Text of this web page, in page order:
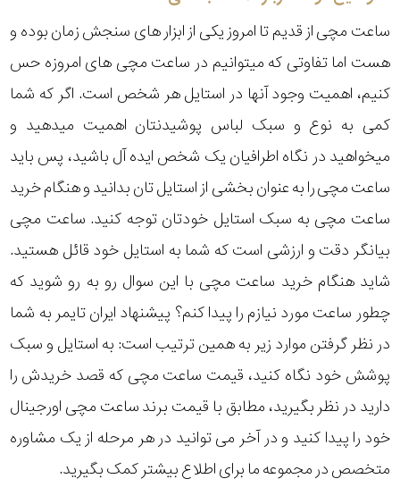
ساعت مچی از قدیم تا امروز یکی از ابزار های سنجش زمان بوده و
هست اما تفاوتی که میتوانیم در ساعت مچی های امروزه حس
کنیم، اهمیت وجود آنها در استایل هر شخص است. اگر که شما
کمی به نوع و سبک لباس پوشیدنتان اهمیت میدهید و
میخواهید در نگاه اطرافیان یک شخص ایده آل باشید، پس باید
ساعت مچی را به عنوان بخشی از استایل تان بدانید و هنگام خرید
ساعت مچی به سبک استایل خودتان توجه کنید. ساعت مچی
بیانگر دقت و ارزشی است که شما به استایل خود قائل هستید.
شاید هنگام خرید ساعت مچی با این سوال رو به رو شوید که
چطور ساعت مورد نیازم را پیدا کنم؟ پیشنهاد ایران تایمر به شما
در نظر گرفتن موارد زیر به همین ترتیب است: به استایل و سبک
پوشش خود نگاه کنید، قیمت ساعت مچی که قصد خریدش را
دارید در نظر بگیرید، مطابق با قیمت برند ساعت مچی اورجینال
خود را پیدا کنید و در آخر می توانید در هر مرحله از یک مشاوره
متخصص در مجموعه ما برای اطلاع بیشتر کمک بگیرید.